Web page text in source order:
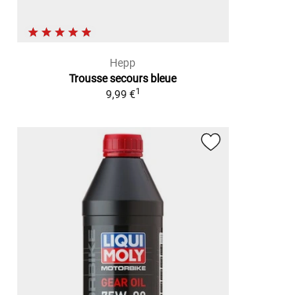
Hepp
Trousse secours bleue
9,99 €1